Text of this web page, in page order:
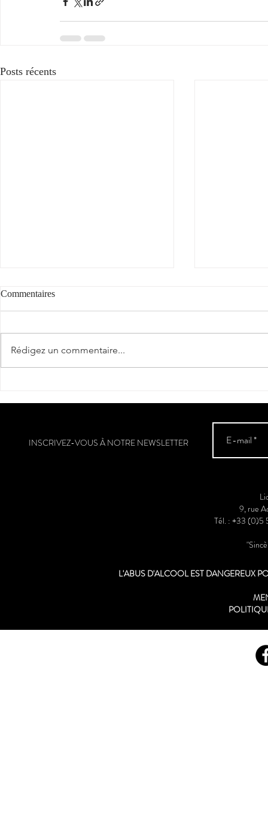
Posts récents
"Cantèra"
Commentaires
Rédigez un commentaire...
INSCRIVEZ-VOUS À NOTRE NEWSLETTER
9, rue
Tél. : +33
L'ABUS D'ALCOOL EST DANGEREUX